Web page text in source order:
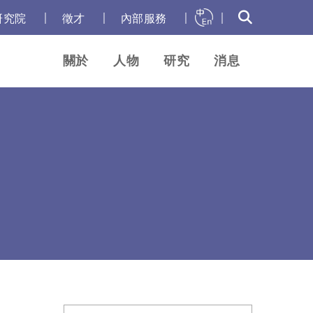
究院 徵才 內部服務
關於 人物 研究 消息